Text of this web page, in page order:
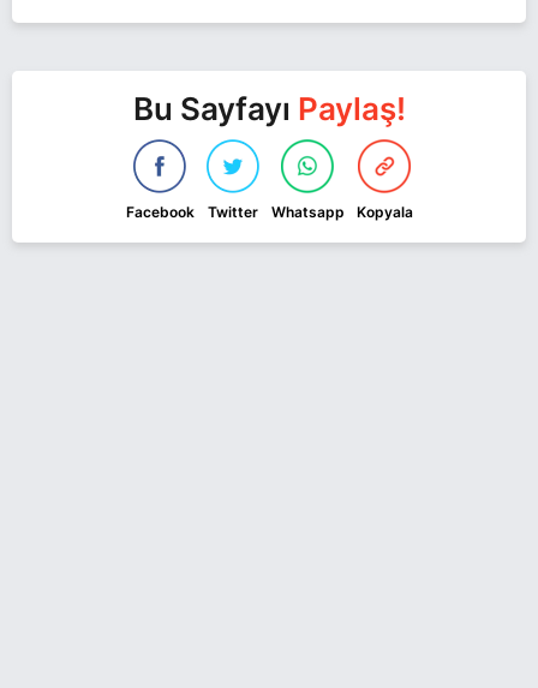
Bu Sayfayı Paylaş!
Facebook Twitter Whatsapp Kopyala